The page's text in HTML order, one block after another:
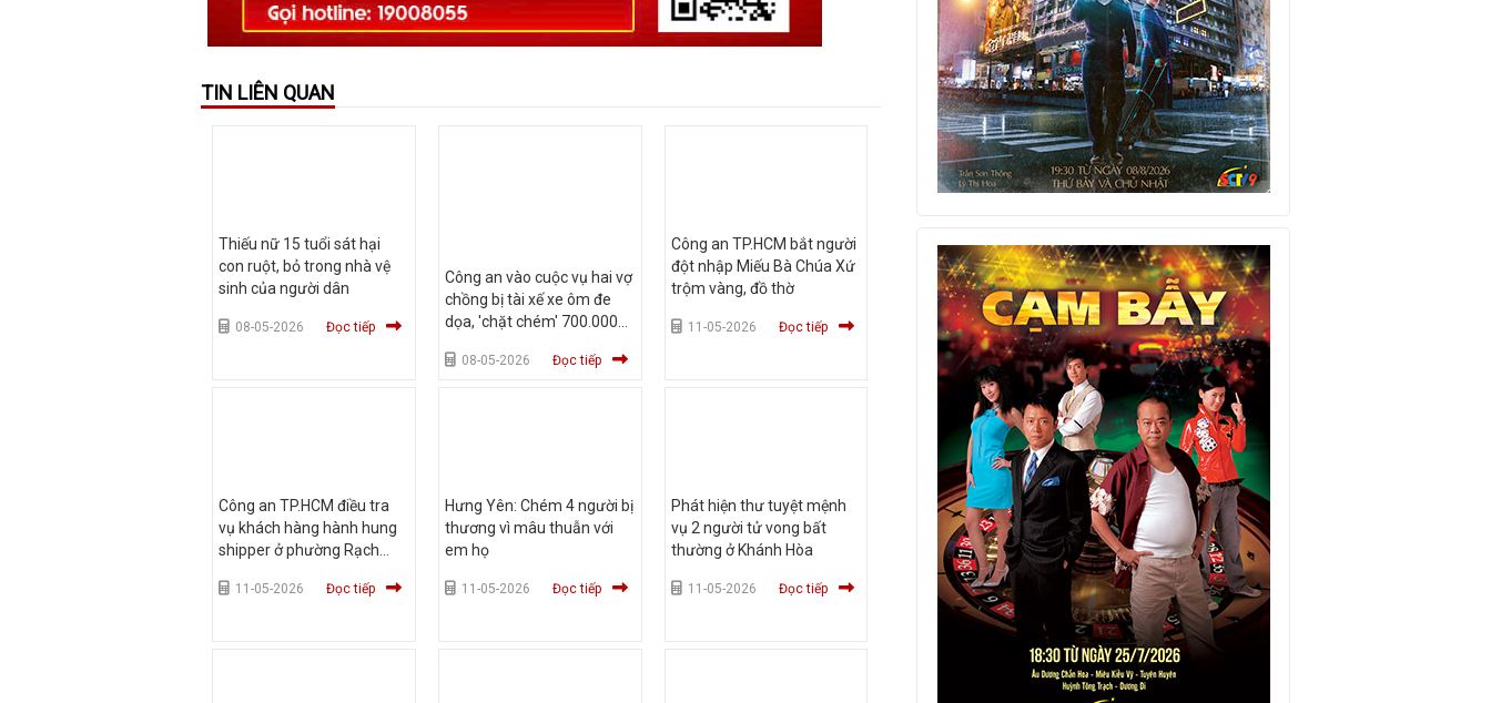
TIN LIÊN QUAN
Thiếu nữ 15 tuổi sát hại
con ruột, bỏ trong nhà vệ
sinh của người dân
08-05-2026 Đọc tiếp
Công an vào cuộc vụ hai vợ
chồng bị tài xế xe ôm đe
dọa, 'chặt chém' 700.000
08-05-2026 Đọc tiếp
Công an TP.HCM bắt người
đột nhập Miếu Bà Chúa Xứ
trộm vàng, đồ thờ
11-05-2026 Đọc tiếp
Công an TP.HCM điều tra
vụ khách hàng hành hung
shipper ở phường Rạch
11-05-2026 Đọc tiếp
Hưng Yên: Chém 4 người bị
thương vì mâu thuẫn với
em họ
11-05-2026 Đọc tiếp
Phát hiện thư tuyệt mệnh
vụ 2 người tử vong bất
thường ở Khánh Hòa
11-05-2026 Đọc tiếp